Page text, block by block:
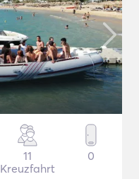
11
Kreuzfahrt
0